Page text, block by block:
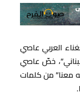
العربي عاصي
خصّ عاصي
معنا” من كلمات